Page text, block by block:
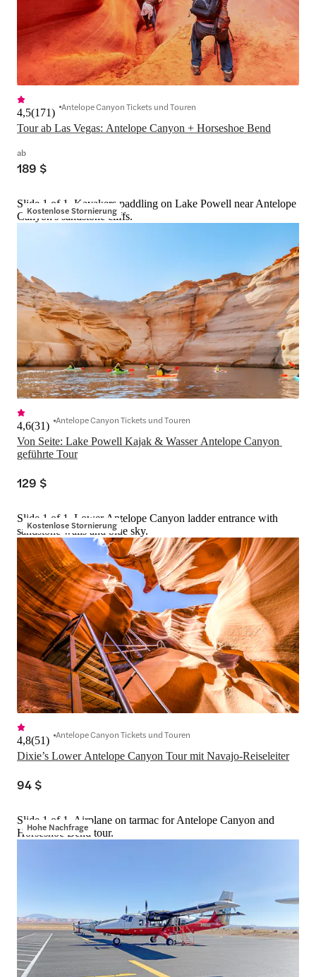
Tour ab Las Vegas: Antelope Canyon + Horseshoe Bend
4,5(171) Antelope Canyon Tickets und Touren
ab
189 $
Kostenlose Stornierung
Slide 1 of 1, Kayakers paddling on Lake Powell near Antelope
Canyon's sandstone cliffs.
Von Seite: Lake Powell Kajak & Wasser Antelope Canyon
geführte Tour
4,6(31) Antelope Canyon Tickets und Touren
129 $
Kostenlose Stornierung
Slide 1 of 1, Lower Antelope Canyon ladder entrance with
sandstone walls and blue sky.
Dixie’s Lower Antelope Canyon Tour mit Navajo-Reiseleiter
4,8(51) Antelope Canyon Tickets und Touren
94 $
Hohe Nachfrage
Slide 1 of 1, Airplane on tarmac for Antelope Canyon and
Horseshoe Bend tour.